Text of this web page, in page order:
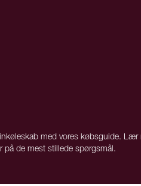
med vores købsguide. Lær
på de mest stillede spørgsmål.